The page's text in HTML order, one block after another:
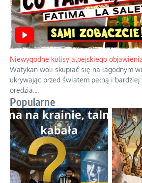
Niewygodne kulisy alpejskiego
Watykan woli skupiać się na łagodnym
ukrywając przed światem pełną i
orędzia.
Popularne